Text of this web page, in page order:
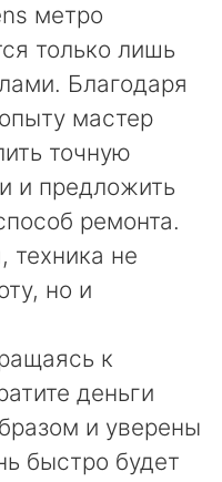
метро
только лишь
Благодаря
мастер
точную
и предложить
ремонта.
техника не
но и
к
деньги
и уверены
быстро будет